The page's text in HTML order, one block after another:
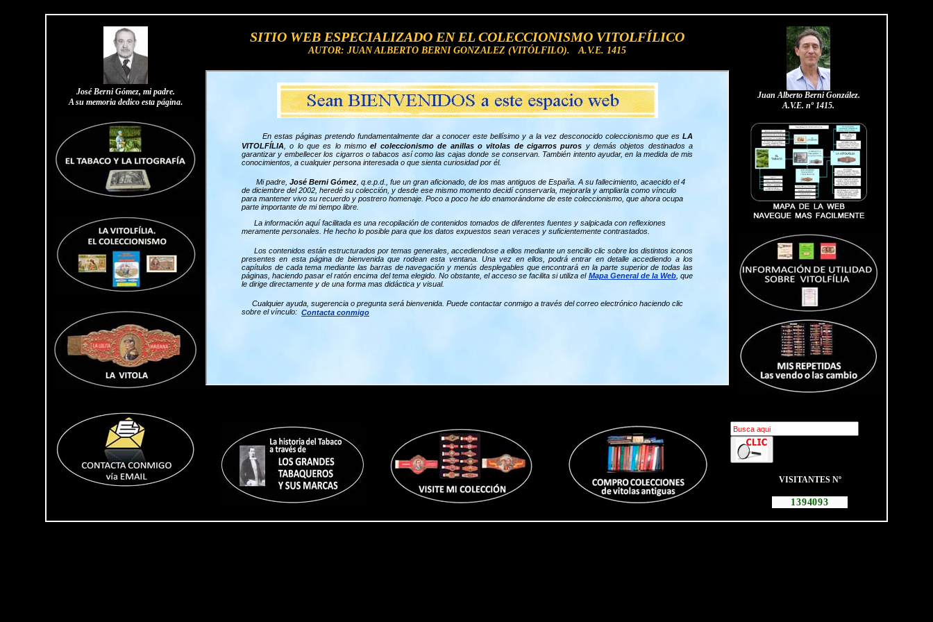
José Berni Gómez, mi padre.
A su memoria dedico esta página.
SITIO WEB ESPECIALIZADO EN EL COLECCIONISMO VITOLFÍLICO
AUTOR: JUAN ALBERTO BERNI GONZALEZ (VITÓLFILO). A.V.E. 1415
Juan Alberto Berni González.
A.V.E. nº 1415.
VISITANTES Nº
1394093